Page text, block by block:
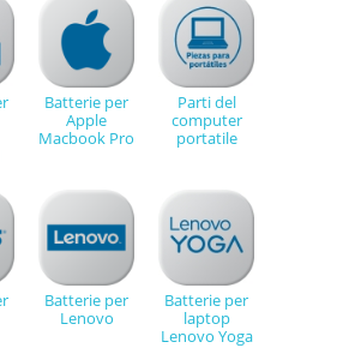
Batterie per
Apple
Macbook Pro
Parti del
computer
portatile
Batterie per
Lenovo
Batterie per
laptop
Lenovo Yoga